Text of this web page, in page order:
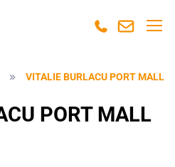
VITALIE BURLACU PORT MALL
PORT MALL